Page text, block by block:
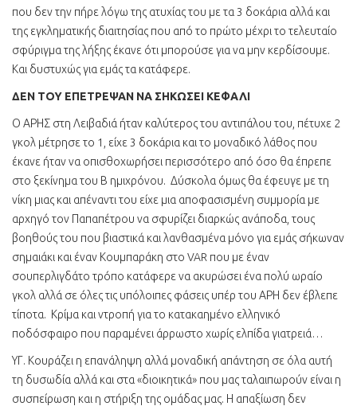
που δεν την πήρε λόγω της ατυχίας του με τα 3 δοκάρια αλλά και
της εγκληματικής διαιτησίας που από το πρώτο μέχρι το τελευταίο
σφύριγμα της λήξης έκανε ότι μπορούσε για να μην κερδίσουμε.
Και δυστυχώς για εμάς τα κατάφερε.
ΔΕΝ ΤΟΥ ΕΠΕΤΡΕΨΑΝ ΝΑ ΣΗΚΩΣΕΙ ΚΕΦΑΛΙ
Ο ΑΡΗΣ στη Λειβαδιά ήταν καλύτερος του αντιπάλου του, πέτυχε 2
γκολ μέτρησε το 1, είχε 3 δοκάρια και το μοναδικό λάθος που
έκανε ήταν να οπισθοχωρήσει περισσότερο από όσο θα έπρεπε
στο ξεκίνημα του Β ημιχρόνου. Δύσκολα όμως θα έφευγε με τη
νίκη μιας και απέναντι του είχε μια αποφασισμένη συμμορία με
αρχηγό τον Παπαπέτρου να σφυρίζει διαρκώς ανάποδα, τους
βοηθούς του που βιαστικά και λανθασμένα μόνο για εμάς σήκωναν
σημαιάκι και έναν Κουμπαράκη στο VAR που με έναν
σουπερλιγδάτο τρόπο κατάφερε να ακυρώσει ένα πολύ ωραίο
γκολ αλλά σε όλες τις υπόλοιπες φάσεις υπέρ του ΑΡΗ δεν έβλεπε
τίποτα. Κρίμα και ντροπή για το κατακαημένο ελληνικό
ποδόσφαιρο που παραμένει άρρωστο χωρίς ελπίδα γιατρειά…
ΥΓ. Κουράζει η επανάληψη αλλά μοναδική απάντηση σε όλα αυτή
τη δυσωδία αλλά και στα «διοικητικά» που μας ταλαιπωρούν είναι η
συσπείρωση και η στήριξη της ομάδας μας. Η απαξίωση δεν